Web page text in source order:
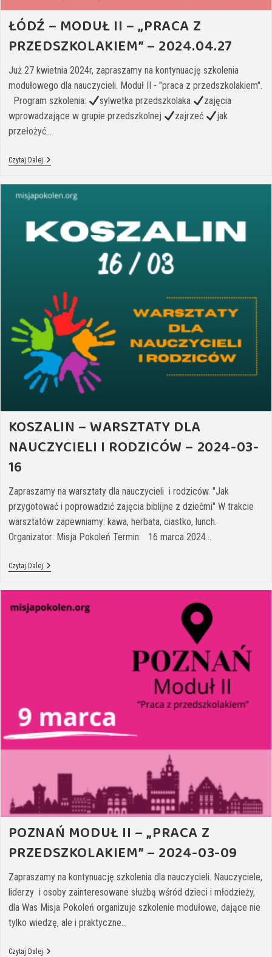
ŁÓDŹ – MODUŁ II – „PRACA Z
PRZEDSZKOLAKIEM” – 2024.04.27
Już 27 kwietnia 2024r, zapraszamy na kontynuację szkolenia
modułowego dla nauczycieli. Moduł II - "praca z przedszkolakiem".
Program szkolenia:
sylwetka przedszkolaka
zajęcia
wprowadzające w grupie przedszkolnej
zajrzeć
jak
przełożyć…
Czytaj Dalej
KOSZALIN – WARSZTATY DLA
NAUCZYCIELI I RODZICÓW – 2024-03-
16
Zapraszamy na warsztaty dla nauczycieli i rodziców. "Jak
przygotować i poprowadzić zajęcia biblijne z dziećmi" W trakcie
warsztatów zapewniamy: kawa, herbata, ciastko, lunch.
Organizator: Misja Pokoleń Termin: 16 marca 2024…
Czytaj Dalej
POZNAŃ MODUŁ II – „PRACA Z
PRZEDSZKOLAKIEM” – 2024-03-09
Zapraszamy na kontynuację szkolenia dla nauczycieli. Nauczyciele,
liderzy i osoby zainteresowane służbą wśród dzieci i młodzieży,
dla Was Misja Pokoleń organizuje szkolenie modułowe, dające nie
tylko wiedzę, ale i praktyczne…
Czytaj Dalej